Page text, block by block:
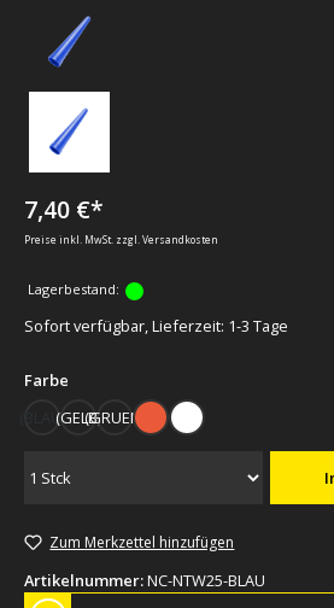
7,40 €*
Preise inkl. MwSt. zzgl. Versandkosten
Lagerbestand:
Sofort verfügbar, Lieferzeit: 1-3 Tage
Farbe
(BLAU)(GELB)(GRUEN) rot weiß
Zum Merkzettel hinzufügen
Artikelnummer:NC-NTW25-BLAU